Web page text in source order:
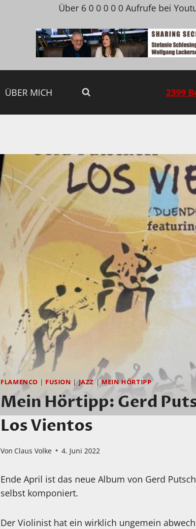
Über 6 0 0 0 0 0 Aufrufe bei
ÜBER MICH 2399
FLAMENCO | FUSION |JAZZ|MEIN HÖRTIPP
Mein Hörtipp: Gerd
Los Vientos
Von Claus Volke 4. Juni 2022
Ende April ist das neue Album von Gerd
selbst komponiert.
Der Violinist hat ein wirklich ungemein